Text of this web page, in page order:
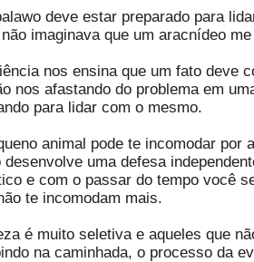
deve estar preparado para
imaginava que um aracnídeo
nos ensina que um fato deve
nos afastando do problema em
para lidar com o mesmo.
animal pode te incomodar por
desenvolve uma defesa
e com o passar do tempo você
te incomodam mais.
é muito seletiva e aqueles que
na caminhada, o processo da